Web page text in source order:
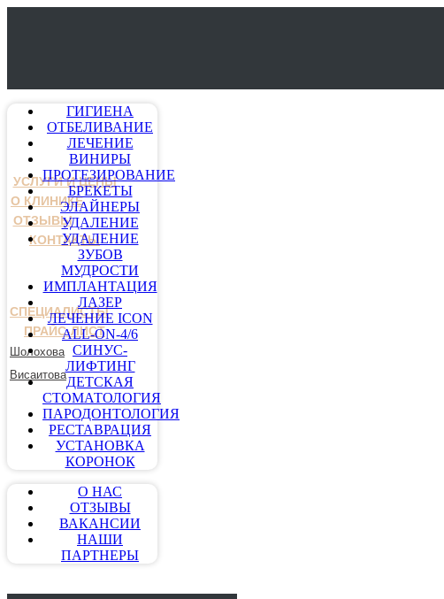
УСЛУГИ И ЦЕНЫ
О КЛИНИКЕ
ОТЗЫВЫ
КОНТАКТЫ
СПЕЦИАЛИСТЫ
ПРАЙС-ЛИСТ
Шолохова
Висаитова
ГИГИЕНА
ОТБЕЛИВАНИЕ
ЛЕЧЕНИЕ
ВИНИРЫ
ПРОТЕЗИРОВАНИЕ
БРЕКЕТЫ
ЭЛАЙНЕРЫ
УДАЛЕНИЕ
УДАЛЕНИЕ
ЗУБОВ
МУДРОСТИ
ИМПЛАНТАЦИЯ
ЛАЗЕР
ЛЕЧЕНИЕ ICON
ALL-ON-4/6
СИНУС-
ЛИФТИНГ
ДЕТСКАЯ
СТОМАТОЛОГИЯ
ПАРОДОНТОЛОГИЯ
РЕСТАВРАЦИЯ
УСТАНОВКА
КОРОНОК
О НАС
ОТЗЫВЫ
ВАКАНСИИ
НАШИ
ПАРТНЕРЫ